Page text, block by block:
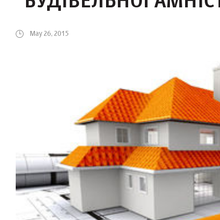
May 26, 2015